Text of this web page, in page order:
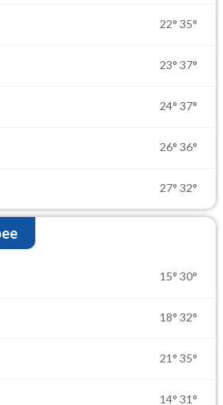
22° 35°
23° 37°
24° 37°
26° 36°
27° 32°
15° 30°
18° 32°
21° 35°
14° 31°